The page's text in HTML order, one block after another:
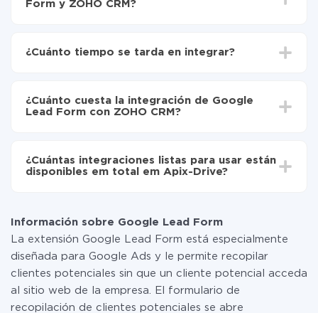
Form y ZOHO CRM?
Elija qué datos transferir de Google Lead Form a
Ahora los datos se transferirán automáticamente
de Google Lead Form a ZOHO CRM
¿Cuánto tiempo se tarda en integrar?
oscilar entre 5 y 30 minutos. En promedio, la
configuración tarda entre 10 y 15 minutos.
¿Cuánto cuesta la integración de Google
Lead Form con ZOHO CRM?
tarifas. Usted solo paga por la cantidad de datos que
realmente se transfieren de uno de sus sistemas a otro
manera segura un plan de tarifa gratuita o cambiar a
uno de pago, si es necesario. Más detalles sobre
tarifas.
¿Cuántas integraciones listas para usar están
disponibles em total em Apix-Drive?
CRM
Información sobre Google Lead Form
La extensión Google Lead Form está especialmente
diseñada para Google Ads y le permite recopilar
clientes potenciales sin que un cliente potencial acceda
al sitio web de la empresa. El formulario de
recopilación de clientes potenciales se abre